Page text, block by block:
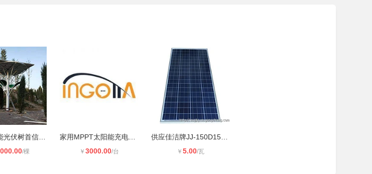
/棵 ￥ 3000.00/台 ￥ 5.00/瓦